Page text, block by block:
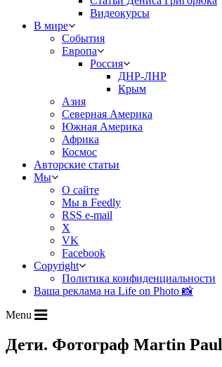
Видеокурсы
В мире
События
Европа
Россия
ДНР-ЛНР
Крым
Азия
Северная Америка
Южная Америка
Африка
Космос
Авторские статьи
Мы
О сайте
Мы в Feedly
RSS e-mail
X
VK
Facebook
Copyright
Политика конфиденциальности
Ваша реклама на Life on Photo 📸
Menu
Дети. Фотограф Martin Paul